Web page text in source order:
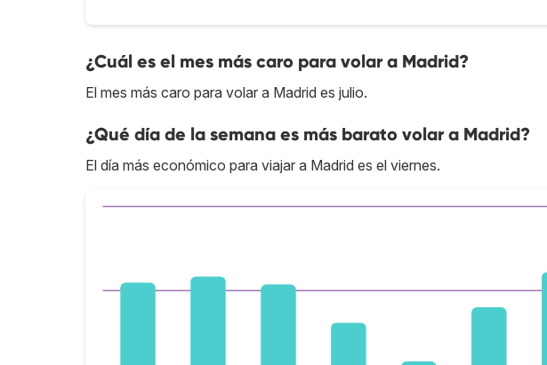
¿Cuál es el mes más caro para volar a Madrid?
El mes más caro para volar a Madrid es julio.
¿Qué día de la semana es más barato volar a Madrid?
El día más económico para viajar a Madrid es el viernes.